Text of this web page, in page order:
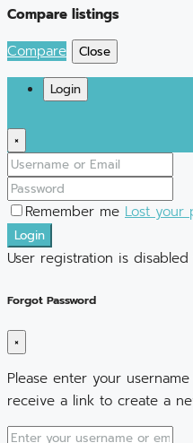
Compare listings
Compare
Close
Login
×
Remember me Lost your
Login
User registration is
Forgot Password
×
Please enter your
receive a link to create a